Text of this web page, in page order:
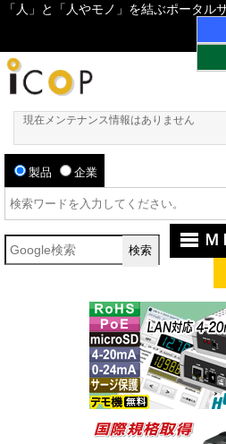
「人」と「人やモノ」を結ぶポータル
現在メンテナンス情報はありません
製品 企業
Ｍ